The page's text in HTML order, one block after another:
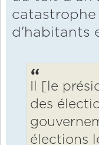
d'habitants
Il [le
des
élections